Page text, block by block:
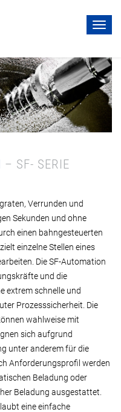
– SF- SERIE
Verrunden und
Sekunden und ohne
einen bahngesteuerten
einzelne Stellen eines
Die SF-Automation
und die
extrem schnelle und
Prozesssicherheit. Die
wahlweise mit
sich aufgrund
unter anderem für die
Anforderungsprofil werden
Beladung oder
Beladung ausgestattet.
eine einfache